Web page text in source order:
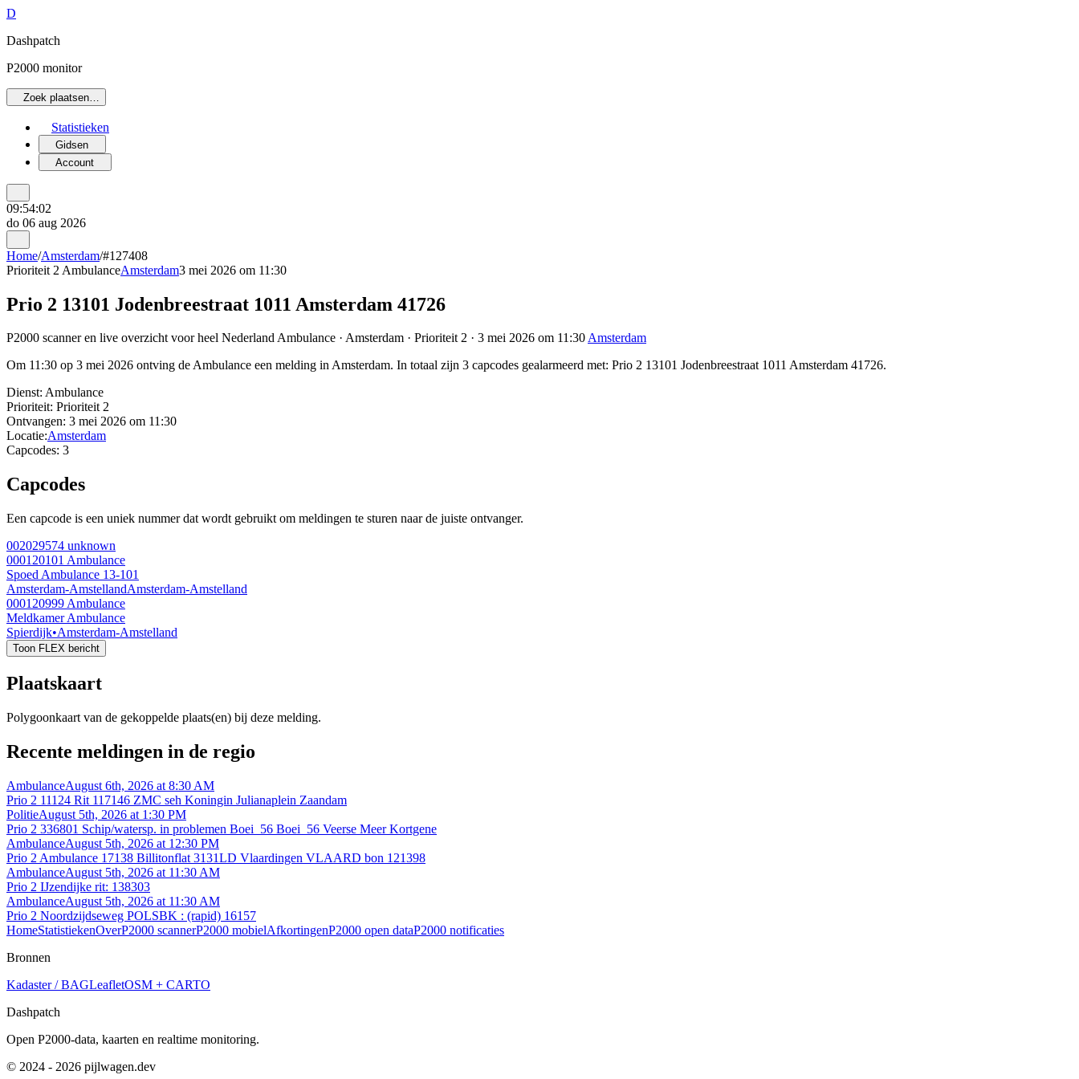
D
Dashpatch
P2000 monitor
Zoek plaatsen…
Statistieken
Gidsen
Account
09:54:02
do 06 aug 2026
Home/Amsterdam/#127408
Prioriteit 2 AmbulanceAmsterdam3 mei 2026 om 11:30
Prio 2 13101 Jodenbreestraat 1011 Amsterdam 41726
P2000 scanner en live overzicht voor heel Nederland Ambulance · Amsterdam · Prioriteit 2 · 3 mei 2026 om 11:30Amsterdam
Om 11:30 op 3 mei 2026 ontving de Ambulance een melding in Amsterdam. In totaal zijn 3 capcodes gealarmeerd met: Prio 2 13101 Jodenbreestraat 1011 Amsterdam 41726.
Dienst: Ambulance
Prioriteit: Prioriteit 2
Ontvangen: 3 mei 2026 om 11:30
Locatie:Amsterdam
Capcodes: 3
Capcodes
Een capcode is een uniek nummer dat wordt gebruikt om meldingen te sturen naar de juiste ontvanger.
002029574 unknown
000120101 Ambulance
Spoed Ambulance 13-101
Amsterdam-AmstellandAmsterdam-Amstelland
000120999 Ambulance
Meldkamer Ambulance
Spierdijk•Amsterdam-Amstelland
Toon FLEX bericht
Plaatskaart
Polygoonkaart van de gekoppelde plaats(en) bij deze melding.
Recente meldingen in de regio
AmbulanceAugust 6th, 2026 at 8:30 AM
Prio 2 11124 Rit 117146 ZMC seh Koningin Julianaplein Zaandam
PolitieAugust 5th, 2026 at 1:30 PM
Prio 2 336801 Schip/watersp. in problemen Boei_56 Boei_56 Veerse Meer Kortgene
AmbulanceAugust 5th, 2026 at 12:30 PM
Prio 2 Ambulance 17138 Billitonflat 3131LD Vlaardingen VLAARD bon 121398
AmbulanceAugust 5th, 2026 at 11:30 AM
Prio 2 IJzendijke rit: 138303
AmbulanceAugust 5th, 2026 at 11:30 AM
Prio 2 Noordzijdseweg POLSBK : (rapid) 16157
HomeStatistiekenOverP2000 scannerP2000 mobielAfkortingenP2000 open dataP2000 notificaties
Bronnen
Kadaster / BAGLeafletOSM + CARTO
Dashpatch
Open P2000-data, kaarten en realtime monitoring.
© 2024 - 2026 pijlwagen.dev